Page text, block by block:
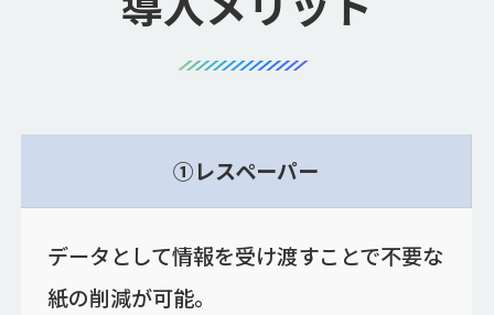
①レスペーパー
データとして情報を受け渡すことで不要な
紙の削減が可能。